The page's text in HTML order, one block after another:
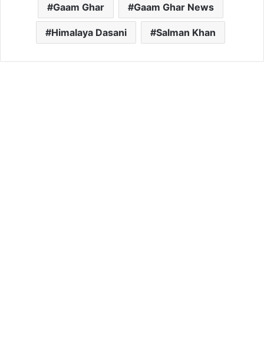
Gaam Ghar Gaam Ghar News
Himalaya Dasani Salman Khan